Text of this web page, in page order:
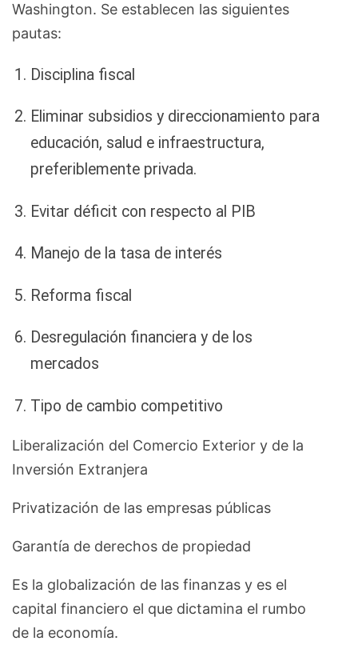
Washington. Se establecen las siguientes
pautas:
Disciplina fiscal
Eliminar subsidios y direccionamiento para
educación, salud e infraestructura,
preferiblemente privada.
Evitar déficit con respecto al PIB
Manejo de la tasa de interés
Reforma fiscal
Desregulación financiera y de los
mercados
Tipo de cambio competitivo
Liberalización del Comercio Exterior y de la
Inversión Extranjera
Privatización de las empresas públicas
Garantía de derechos de propiedad
Es la globalización de las finanzas y es el
capital financiero el que dictamina el rumbo
de la economía.